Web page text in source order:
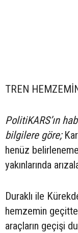
TREN
PolitiKARS’ın
bilgilere göre;
henüz
yakınlarında
Duraklı ile
hemzemin geçitte
araçların geçişi